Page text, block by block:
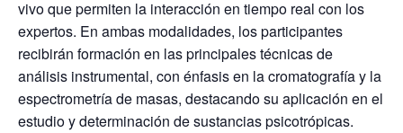
vivo que permiten la interacción en tiempo real con los
expertos. En ambas modalidades, los participantes
recibirán formación en las principales técnicas de
análisis instrumental, con énfasis en la cromatografía y la
espectrometría de masas, destacando su aplicación en el
estudio y determinación de sustancias psicotrópicas.